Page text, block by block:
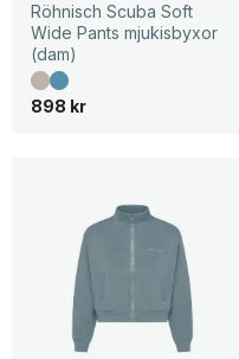
Röhnisch Scuba Soft
Wide Pants mjukisbyxor
(dam)
898 kr